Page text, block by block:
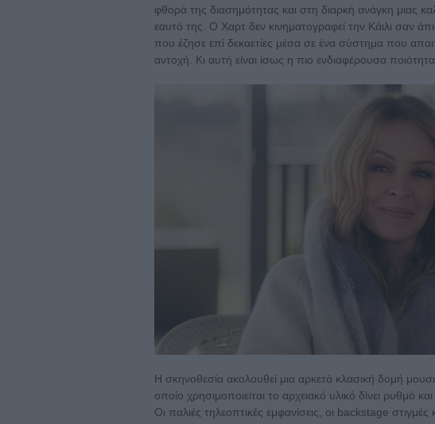
φθορά της διασημότητας και στη διαρκή ανάγκη μιας
εαυτό της. Ο Χαρτ δεν κινηματογραφεί την Κάιλι σαν
που έζησε επί δεκαετίες μέσα σε ένα σύστημα που
αντοχή. Κι αυτή είναι ίσως η πιο ενδιαφέρουσα
Η σκηνοθεσία ακολουθεί μια αρκετά κλασική δομή
οποίο χρησιμοποιείται το αρχειακό υλικό δίνει ρυθμό
Οι παλιές τηλεοπτικές εμφανίσεις, οι backstage στιγμές